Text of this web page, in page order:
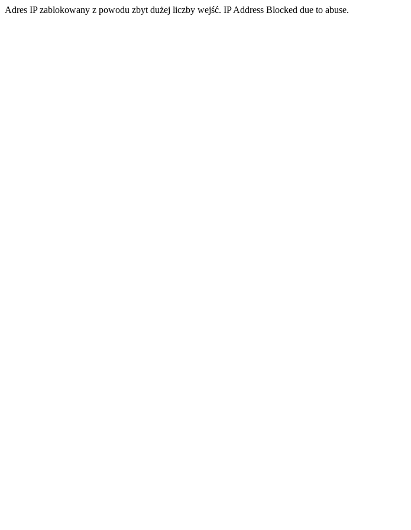
Adres IP zablokowany z powodu zbyt dużej liczby wejść. IP Address Blocked due to abuse.